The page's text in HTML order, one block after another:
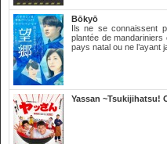
Bōkyō
Ils ne se connaissent
plantée de
pays natal ou ne l’ayant
Yassan ~Tsukijihatsu!